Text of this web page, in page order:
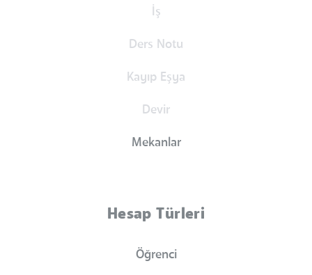
İş
Ders Notu
Kayıp Eşya
Devir
Mekanlar
Hesap Türleri
Öğrenci